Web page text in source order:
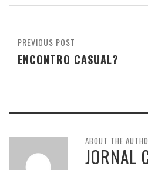
PREVIOUS POST
ENCONTRO CASUAL?
ABOUT THE
JORNAL